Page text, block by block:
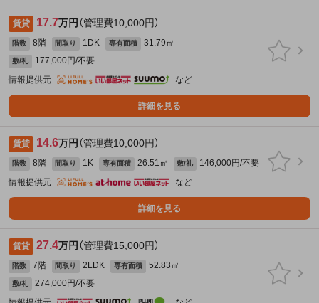
賃貸 17.7万円 （管理費10,000円）
階数 8階 間取り 1DK 専有面積 31.79㎡
敷/礼
177,000円/不要
情報提供元
など
詳細を見る
賃貸 14.6万円 （管理費10,000円）
階数 8階 間取り 1K 専有面積 26.51㎡ 敷/礼
146,000円/不要
情報提供元
など
詳細を見る
賃貸 27.4万円 （管理費15,000円）
階数 7階 間取り 2LDK 専有面積 52.83㎡
敷/礼
274,000円/不要